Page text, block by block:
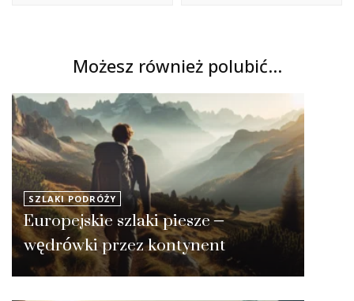
Możesz również polubić…
SZLAKI PODRÓŻY
Europejskie szlaki piesze –
wędrówki przez kontynent